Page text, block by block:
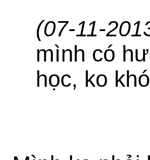
(07-11-
mình có
học, ko